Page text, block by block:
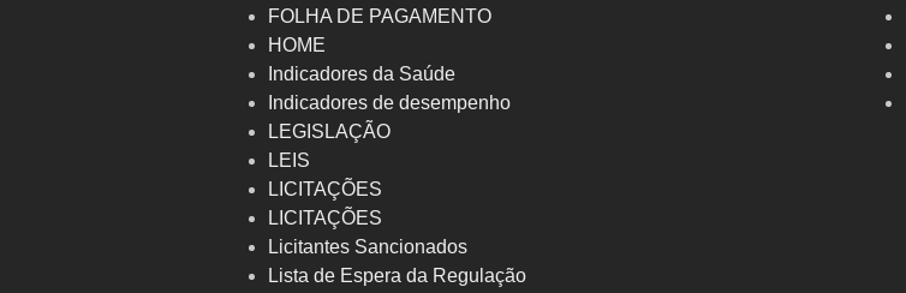
FOLHA DE PAGAMENTO
HOME
Indicadores da Saúde
Indicadores de desempenho
LEGISLAÇÃO
LEIS
LICITAÇÕES
LICITAÇÕES
Licitantes Sancionados
Lista de Espera da Regulação